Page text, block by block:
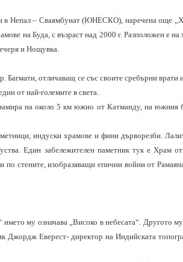
в Непал – Сваямбунат (ЮНЕСКО), наречена още
на Буда, с възраст над 2000 г. Разположен е на
и Нощувка.
отличаващ се със своите сребърни врати
от най-големите в света.
на около 5 км южно от Катманду, на южния
индуски храмове и фини дърворезби.
Един забележителен паметник тук е Храм
стените, изобразяващи епични войни от
името му означава „Високо в небесата“. Другото
Джордж Еверест- директор на Индийската